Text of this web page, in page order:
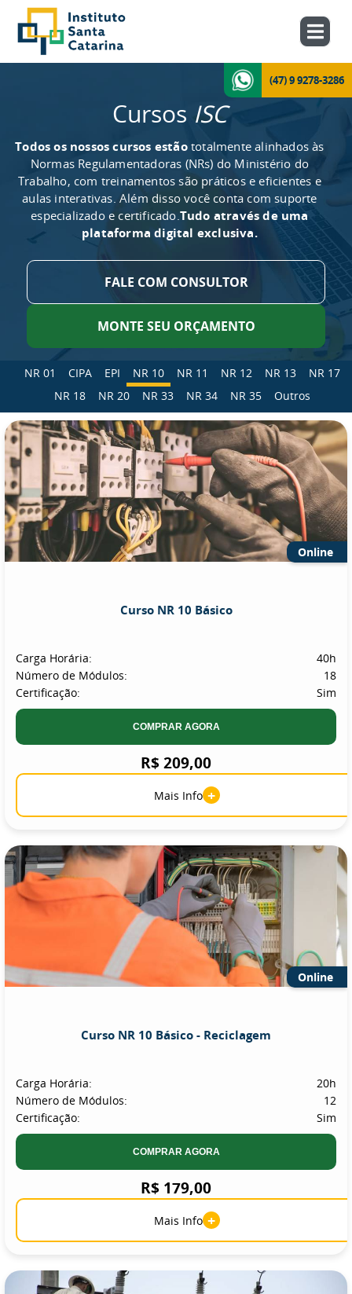
(47) 9 9278-3286
Cursos ISC
Todos os nossos cursos estãototalmente alinhados às
Normas Regulamentadoras (NRs) do Ministério do
Trabalho, com treinamentos são práticos e eficientes e
aulas interativas. Além disso você conta com suporte
especializado e certificado.Tudo através de uma
plataforma digital exclusiva.
FALE COM CONSULTOR
MONTE SEU ORÇAMENTO
NR 01 CIPA EPI NR 10 NR 11 NR 12 NR 13
NR 17
NR 18
NR 20 NR 33 NR 34 NR 35 Outros
Online
Curso NR 10 Básico
Carga Horária:
40h
Número de Módulos:
18
Certificação:
Sim
COMPRAR AGORA
R$ 209,00
Mais Info +
Online
Curso NR 10 Básico - Reciclagem
Carga Horária:
20h
Número de Módulos:
12
Certificação:
Sim
COMPRAR AGORA
R$ 179,00
Mais Info +